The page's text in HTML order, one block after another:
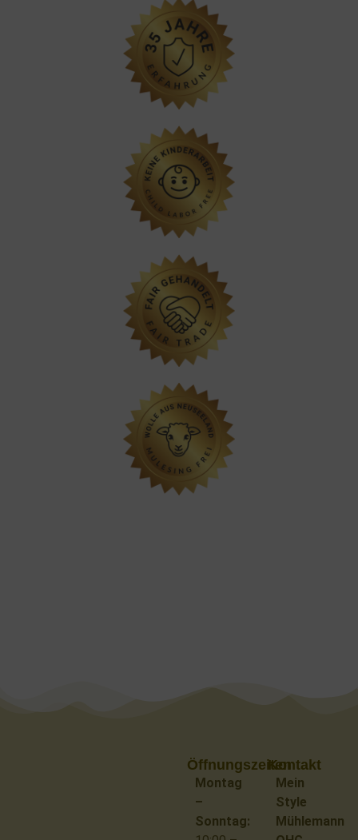
Kontakt
Mein
Style
Mühlemann
Öffnungszeiten
Montag
–
Sonntag: